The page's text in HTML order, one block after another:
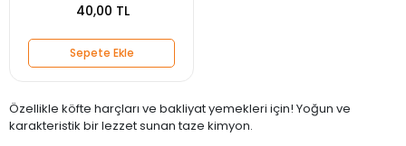
40,00 TL
Sepete Ekle
Özellikle köfte harçları ve bakliyat yemekleri için! Yoğun ve
karakteristik bir lezzet sunan taze kimyon.